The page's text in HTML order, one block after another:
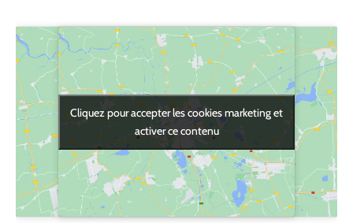
Cliquez pour accepter les cookies marketing et
activer ce contenu
Cliquez pour accepter les cookies marketing et
activer ce contenu